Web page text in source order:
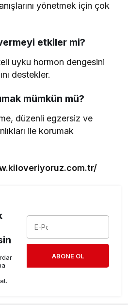
yönetmek için çok
etkiler mi?
uyku hormon dengesini
destekler.
mümkün mü?
düzenli egzersiz ve
ile korumak
ABONE OL